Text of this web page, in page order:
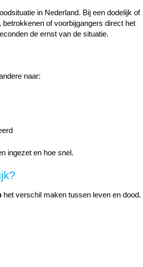
in Nederland. Bij een dodelijk of
of voorbijgangers direct het
de ernst van de situatie.
naar:
ingezet en hoe snel.
het verschil maken tussen leven en dood.